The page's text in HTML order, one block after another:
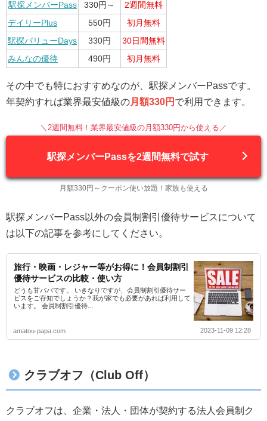
駅探メンバーPass
330円～
2週間無料
デイリーPlus
550円
初月無料
駅探バリューDays
330円
30日間無料
みんなの優待
490円 初月無料
その中でも特におすすめなのが、駅探メンバーPassです。
年契約すれば業界最安値級の月額330円 で利用できます。
＼2週間無料！業界最安値級の月額330円から使える／
駅探メンバーPassを2週間無料で試す
月額330円～クーポン使い放題！家族も使える
駅探メンバーPass以外の会員制割引優待サービスについて
は以下の記事を参考にしてください。
旅行・映画・レジャー等がお得に！会員制割引
優待サービスの比較・使い方
どうも甘パパです。 いきなりですが、会員制割引優待サー
ビスをご存知でしょうか？我が家でも必要があれば利用して
います。 会員制割引優待...
amatou-papa.com 2023-11-09 12:28
クラブオフ（Club Off）
クラブオフは、企業・法人・団体が契約する法人会員制ク